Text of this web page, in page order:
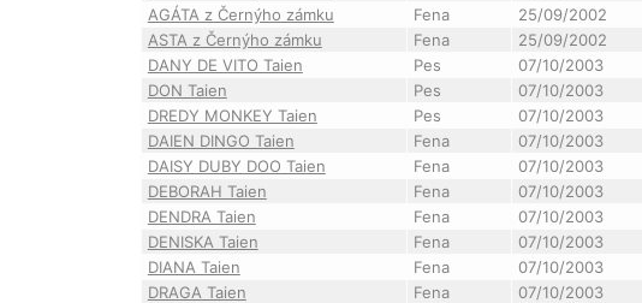
AGÁTA z Černýho zámku
Fena 25/09/2002
ASTA z Černýho zámku
Fena 25/09/2002
DANY DE VITO Taien
Pes 07/10/2003
DON Taien
Pes 07/10/2003
DREDY MONKEY Taien
Pes 07/10/2003
DAIEN DINGO Taien
Fena 07/10/2003
DAISY DUBY DOO Taien
Fena 07/10/2003
DEBORAH Taien
Fena 07/10/2003
DENDRA Taien
Fena 07/10/2003
DENISKA Taien
Fena 07/10/2003
DIANA Taien
Fena 07/10/2003
DRAGA Taien
Fena 07/10/2003